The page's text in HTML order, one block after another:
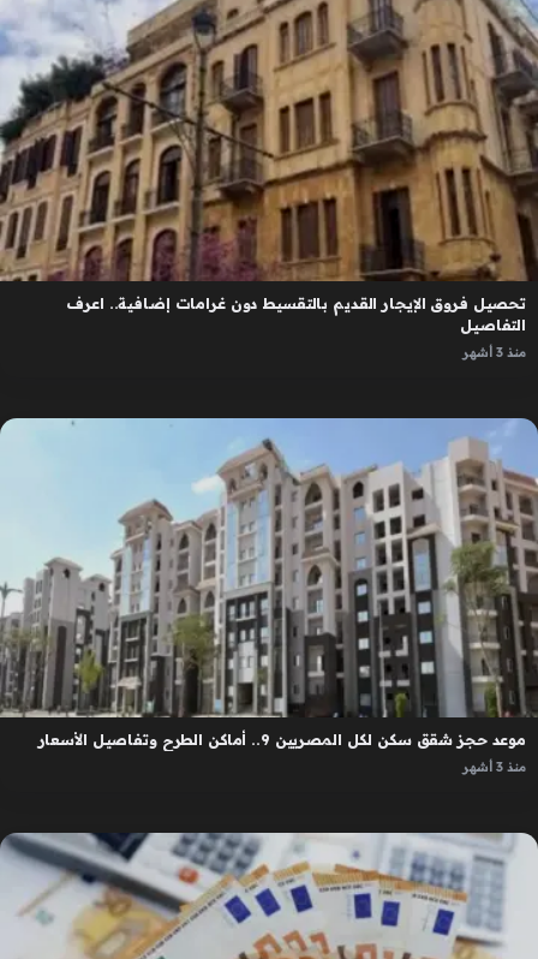
تحصيل فروق الإيجار القديم بالتقسيط دون غرامات إضافية.. اعرف
التفاصيل
منذ 3 أشهر
موعد حجز شقق سكن لكل المصريين 9.. أماكن الطرح وتفاصيل الأسعار
منذ 3 أشهر